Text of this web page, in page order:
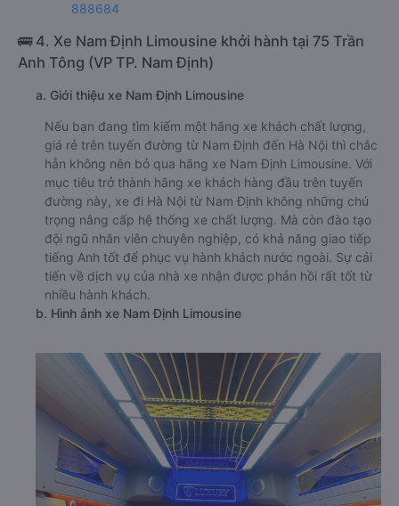
888684
🚌 4. Xe Nam Định Limousine khởi hành tại 75 Trần
Anh Tông (VP TP. Nam Định)
a. Giới thiệu xe Nam Định Limousine
Nếu bạn đang tìm kiếm một hãng xe khách chất lượng,
giá rẻ trên tuyến đường từ Nam Định đến Hà Nội thì chắc
hẳn không nên bỏ qua hãng xe Nam Định Limousine. Với
mục tiêu trở thành hãng xe khách hàng đầu trên tuyến
đường này, xe đi Hà Nội từ Nam Định không những chú
trọng nâng cấp hệ thống xe chất lượng. Mà còn đào tạo
đội ngũ nhân viên chuyên nghiệp, có khả năng giao tiếp
tiếng Anh tốt để phục vụ hành khách nước ngoài. Sự cải
tiến về dịch vụ của nhà xe nhận được phản hồi rất tốt từ
nhiều hành khách.
b. Hình ảnh xe Nam Định Limousine